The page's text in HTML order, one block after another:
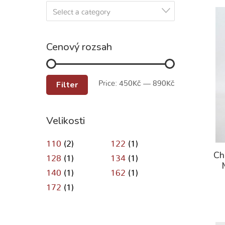
Select a category
Cenový rozsah
Filter Price:450Kč —890Kč
Velikosti
110 (2) 122 (1)
128 (1) 134 (1)
140 (1) 162 (1)
172 (1)